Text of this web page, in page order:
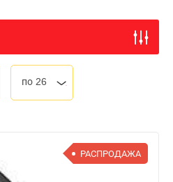
по 26
РАСПРОДАЖА